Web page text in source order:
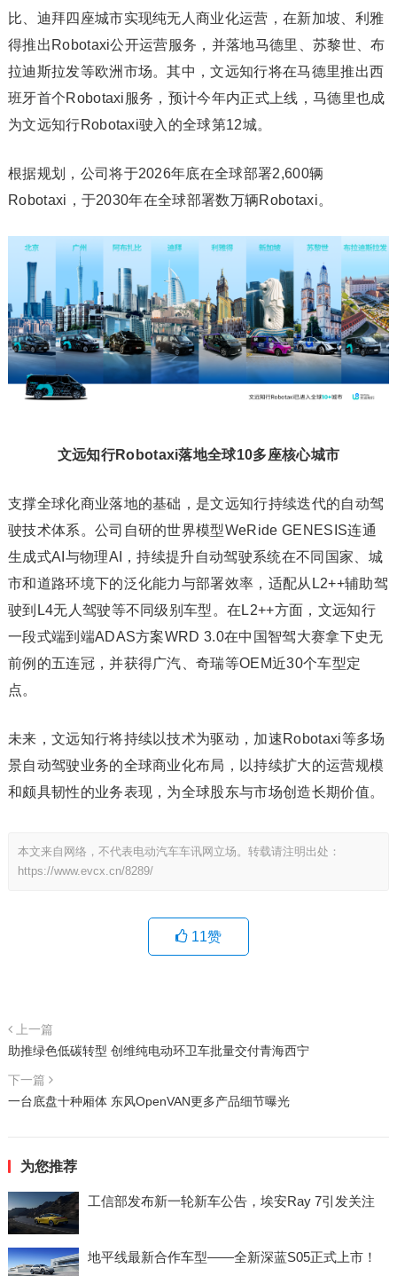
比、迪拜四座城市实现纯无人商业化运营，在新加坡、利雅
得推出Robotaxi公开运营服务，并落地马德里、苏黎世、布
拉迪斯拉发等欧洲市场。其中，文远知行将在马德里推出西
班牙首个Robotaxi服务，预计今年内正式上线，马德里也成
为文远知行Robotaxi驶入的全球第12城。
根据规划，公司将于2026年底在全球部署2,600辆
Robotaxi，于2030年在全球部署数万辆Robotaxi。
文远知行Robotaxi落地全球10多座核心城市
支撑全球化商业落地的基础，是文远知行持续迭代的自动驾
驶技术体系。公司自研的世界模型WeRide GENESIS连通
生成式AI与物理AI，持续提升自动驾驶系统在不同国家、城
市和道路环境下的泛化能力与部署效率，适配从L2++辅助驾
驶到L4无人驾驶等不同级别车型。在L2++方面，文远知行
一段式端到端ADAS方案WRD 3.0在中国智驾大赛拿下史无
前例的五连冠，并获得广汽、奇瑞等OEM近30个车型定
点。
未来，文远知行将持续以技术为驱动，加速Robotaxi等多场
景自动驾驶业务的全球商业化布局，以持续扩大的运营规模
和颇具韧性的业务表现，为全球股东与市场创造长期价值。
本文来自网络，不代表电动汽车车讯网立场。转载请注明出处：
https://www.evcx.cn/8289/
11赞
上一篇
助推绿色低碳转型 创维纯电动环卫车批量交付青海西宁
下一篇
一台底盘十种厢体 东风OpenVAN更多产品细节曝光
为您推荐
工信部发布新一轮新车公告，埃安Ray 7引发关注
地平线最新合作车型——全新深蓝S05正式上市！